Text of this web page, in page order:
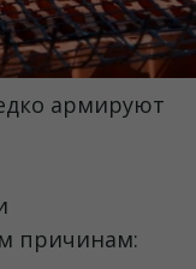
армируют
причинам: